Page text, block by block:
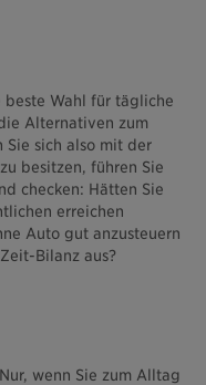
beste Wahl für tägliche
Alternativen zum
Sie sich also mit der
besitzen, führen Sie
checken: Hätten Sie
erreichen
Auto gut anzusteuern
Bilanz aus?
wenn Sie zum Alltag